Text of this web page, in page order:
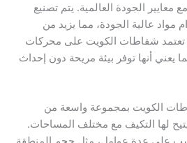
الجودة العالمية. يتم تصنيع
الجودة، مما يزيد من
شفاطات الكويت على محركات
أنها توفر بيئة مريحة دون إحداث
بمجموعة واسعة من
التكيف مع مختلف المساحات.